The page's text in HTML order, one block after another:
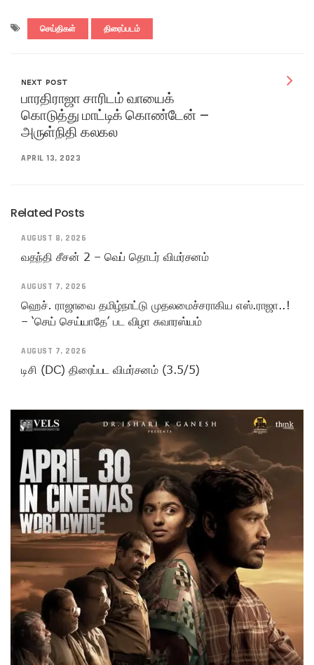
செய்திகள் திரைப்படம்
NEXT POST
பாரதிராஜா சாரிடம் வாயைக்
கொடுத்து மாட்டிக் கொண்டேன் –
அருள்நிதி கலகல
APRIL 13, 2023
Related Posts
AUGUST 8, 2026
வதந்தி சீசன் 2 – வெப் தொடர் விமர்சனம்
AUGUST 7, 2026
ஹெச். ராஜாவை தமிழ்நாட்டு முதலமைச்சராகிய எஸ்.ராஜா..!
– ‘செய் செய்யாதே’ பட விழா சுவாரஸ்யம்
AUGUST 7, 2026
டிசி (DC) திரைப்பட விமர்சனம் (3.5/5)